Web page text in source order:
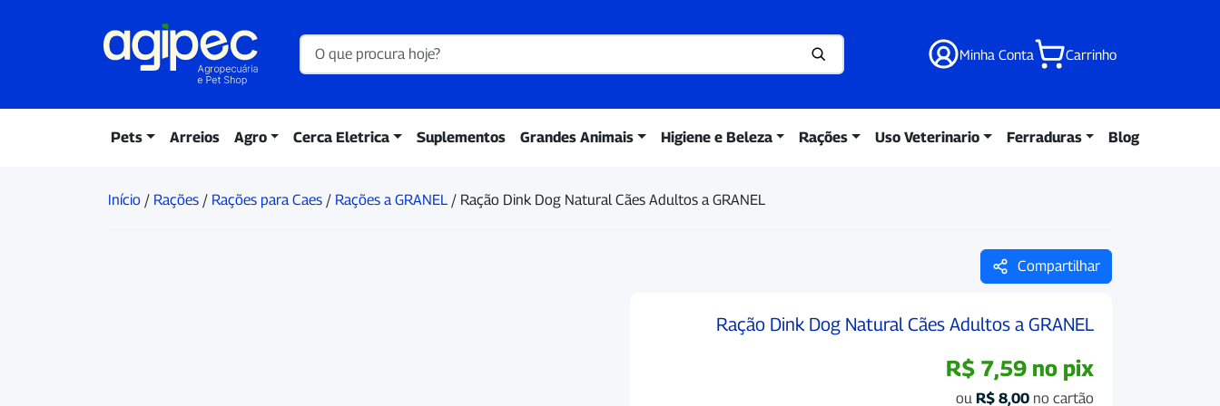
Minha Conta Carrinho
Pets Arreios Agro Cerca Eletrica Suplementos Grandes Animais Higiene e Beleza Rações Uso Veterinario Ferraduras Blog
Início / Rações / Rações para Caes / Rações a GRANEL / Ração Dink Dog Natural Cães Adultos a GRANEL
Compartilhar
Ração Dink Dog Natural Cães Adultos a GRANEL
R$ 7,59 no pix
ou R$ 8,00 no cartão